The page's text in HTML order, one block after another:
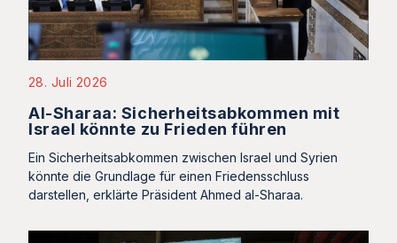
28. Juli 2026
Al-Sharaa: Sicherheitsabkommen mit
Israel könnte zu Frieden führen
Ein Sicherheitsabkommen zwischen Israel und Syrien
könnte die Grundlage für einen Friedensschluss
darstellen, erklärte Präsident Ahmed al-Sharaa.